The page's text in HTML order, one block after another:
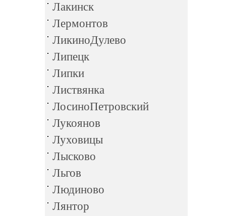
Лакинск
Лермонтов
ЛикиноДулево
Липецк
Липки
Листвянка
ЛосиноПетровский
Лукоянов
Луховицы
Лысково
Льгов
Людиново
Лянтор